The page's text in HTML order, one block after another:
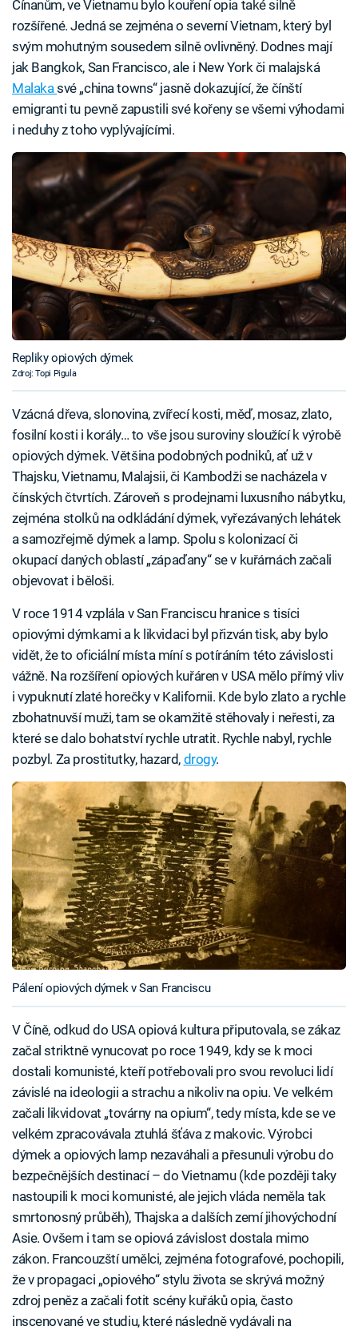
Čínanům, ve Vietnamu bylo kouření opia také silně
rozšířené. Jedná se zejména o severní Vietnam, který byl
svým mohutným sousedem silně ovlivněný. Dodnes mají
jak Bangkok, San Francisco, ale i New York či malajská
Malakasvé „china towns“ jasně dokazující, že čínští
emigranti tu pevně zapustili své kořeny se všemi výhodami
i neduhy z toho vyplývajícími.
Repliky opiových dýmek
Zdroj: Topi Pigula
Vzácná dřeva, slonovina, zvířecí kosti, měď, mosaz, zlato,
fosilní kosti i korály… to vše jsou suroviny sloužící k výrobě
opiových dýmek. Většina podobných podniků, ať už v
Thajsku, Vietnamu, Malajsii, či Kambodži se nacházela v
čínských čtvrtích. Zároveň s prodejnami luxusního nábytku,
zejména stolků na odkládání dýmek, vyřezávaných lehátek
a samozřejmě dýmek a lamp. Spolu s kolonizací či
okupací daných oblastí „zápaďany“ se v kuřárnách začali
objevovat i běloši.
V roce 1914 vzplála v San Franciscu hranice s tisíci
opiovými dýmkami a k likvidaci byl přizván tisk, aby bylo
vidět, že to oficiální místa míní s potíráním této závislosti
vážně. Na rozšíření opiových kuřáren v USA mělo přímý vliv
i vypuknutí zlaté horečky v Kalifornii. Kde bylo zlato a rychle
zbohatnuvší muži, tam se okamžitě stěhovaly i neřesti, za
které se dalo bohatství rychle utratit. Rychle nabyl, rychle
pozbyl. Za prostitutky, hazard, drogy.
Pálení opiových dýmek v San Franciscu
V Číně, odkud do USA opiová kultura připutovala, se zákaz
začal striktně vynucovat po roce 1949, kdy se k moci
dostali komunisté, kteří potřebovali pro svou revoluci lidí
závislé na ideologii a strachu a nikoliv na opiu. Ve velkém
začali likvidovat „továrny na opium“, tedy místa, kde se ve
velkém zpracovávala ztuhlá šťáva z makovic. Výrobci
dýmek a opiových lamp nezaváhali a přesunuli výrobu do
bezpečnějších destinací – do Vietnamu (kde později taky
nastoupili k moci komunisté, ale jejich vláda neměla tak
smrtonosný průběh), Thajska a dalších zemí jihovýchodní
Asie. Ovšem i tam se opiová závislost dostala mimo
zákon. Francouzští umělci, zejména fotografové, pochopili,
že v propagaci „opiového“ stylu života se skrývá možný
zdroj peněz a začali fotit scény kuřáků opia, často
inscenované ve studiu, které následně vydávali na